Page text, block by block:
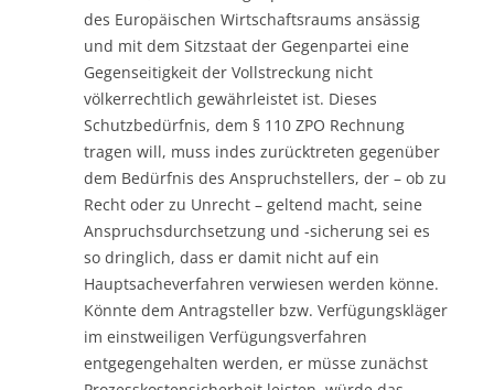
des Europäischen Wirtschaftsraums ansässig
und mit dem Sitzstaat der Gegenpartei eine
Gegenseitigkeit der Vollstreckung nicht
völkerrechtlich gewährleistet ist. Dieses
Schutzbedürfnis, dem § 110 ZPO Rechnung
tragen will, muss indes zurücktreten gegenüber
dem Bedürfnis des Anspruchstellers, der – ob zu
Recht oder zu Unrecht – geltend macht, seine
Anspruchsdurchsetzung und -sicherung sei es
so dringlich, dass er damit nicht auf ein
Hauptsacheverfahren verwiesen werden könne.
Könnte dem Antragsteller bzw. Verfügungskläger
im einstweiligen Verfügungsverfahren
entgegengehalten werden, er müsse zunächst